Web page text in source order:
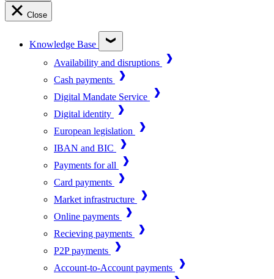
Close
Knowledge Base
Availability and disruptions
Cash payments
Digital Mandate Service
Digital identity
European legislation
IBAN and BIC
Payments for all
Card payments
Market infrastructure
Online payments
Recieving payments
P2P payments
Account-to-Account payments